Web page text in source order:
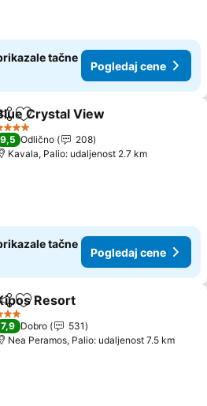
tačne
Pogledaj cene
Dodati u favorite
Crystal View
Zvezdice
9,5 Odlično
208
Kavala, Palio: udaljenost 2.7 km
tačne
Pogledaj cene
Dodati u favorite
Resort
Zvezdice
7,9 Dobro
531
Nea Peramos, Palio: udaljenost 7.5 km